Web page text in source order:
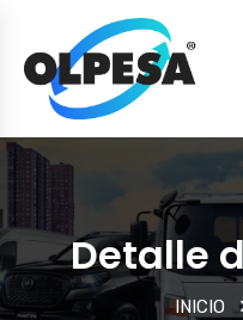
Detalle
INICIO